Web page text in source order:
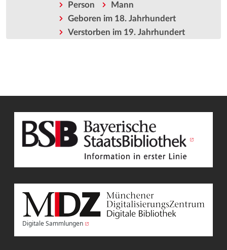
Person
Mann
Geboren im 18. Jahrhundert
Verstorben im 19. Jahrhundert
Digitale Sammlungen